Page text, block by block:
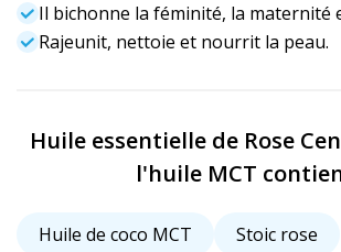
Il bichonne la féminité, la maternité
Rajeunit, nettoie et nourrit la peau.
Huile essentielle de Rose
l'huile MCT
Huile de coco MCT Stoic rose